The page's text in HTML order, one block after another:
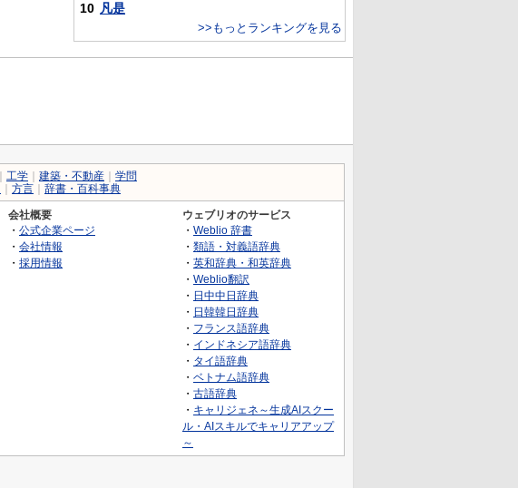
10 凡是
>>もっとランキングを見る
工学 建築・不動産
学問
方言 辞書・百科事典
会社概要
・ 公式企業ページ
・ 会社情報
・ 採用情報
ウェブリオのサービス
・ Weblio 辞書
・ 類語・対義語辞典
・ 英和辞典・和英辞典
・ Weblio翻訳
・ 日中中日辞典
・ 日韓韓日辞典
・ フランス語辞典
・ インドネシア語辞典
・ タイ語辞典
・ ベトナム語辞典
・ 古語辞典
・ キャリジェネ～生成AIスクー
ル・AIスキルでキャリアアップ
～